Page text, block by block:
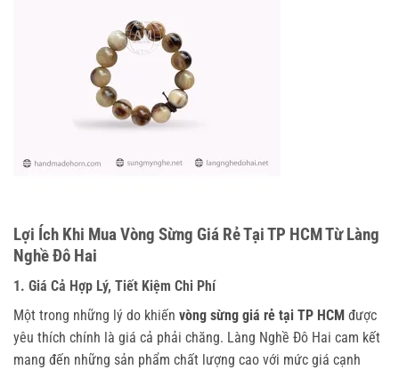
Lợi Ích Khi Mua Vòng Sừng Giá Rẻ Tại TP HCM Từ Làng
Nghề Đô Hai
1. Giá Cả Hợp Lý, Tiết Kiệm Chi Phí
Một trong những lý do khiến vòng sừng giá rẻ tại TP HCM được
yêu thích chính là giá cả phải chăng. Làng Nghề Đô Hai cam kết
mang đến những sản phẩm chất lượng cao với mức giá cạnh